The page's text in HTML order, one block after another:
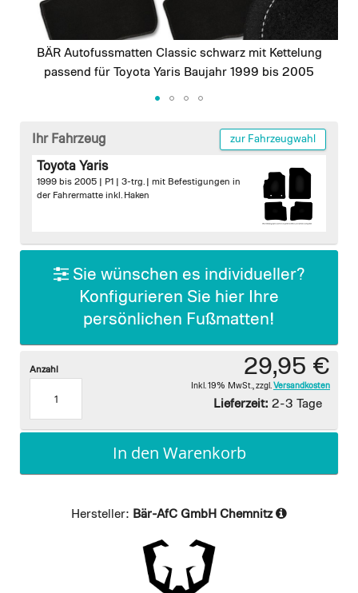
BÄR Autofussmatten Classic schwarz mit Kettelung
passend für Toyota Yaris Baujahr 1999 bis 2005
beginning
gallery
Ihr Fahrzeug zur Fahrzeugwahl
Toyota Yaris
1999 bis 2005 | P1 | 3-trg. | mit Befestigungen in
der Fahrermatte inkl. Haken
Sie wünschen es individueller?
Konfigurieren Sie hier Ihre
persönlichen Fußmatten!
29,95 €
Inkl. 19% MwSt. zzgl. Versandkosten
Lieferzeit: 2-3 Tage
Anzahl
In den Warenkorb
Hersteller: Bär-AfC GmbH Chemnitz